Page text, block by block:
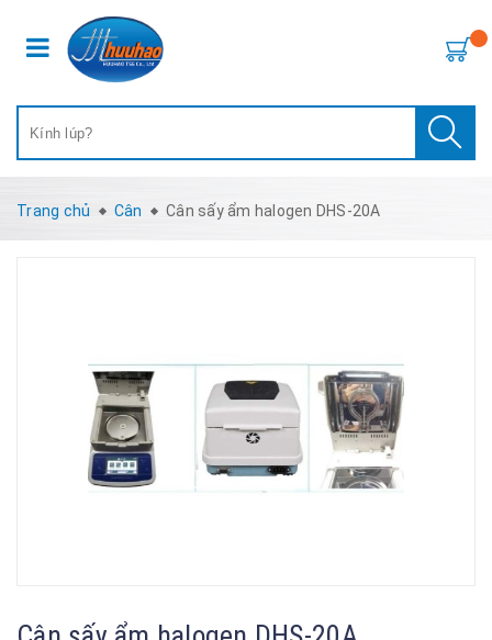
Trang chủ Cân Cân sấy ẩm halogen DHS-20A